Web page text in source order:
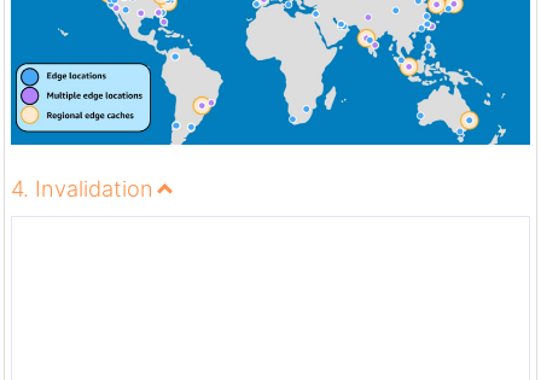
4. Invalidation